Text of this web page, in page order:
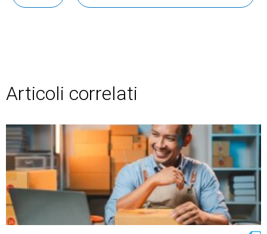
Articoli correlati